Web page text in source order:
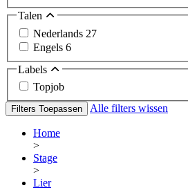
Talen
Nederlands 27
Engels 6
Labels
Topjob
Filters Toepassen Alle filters wissen
Home
>
Stage
>
Lier